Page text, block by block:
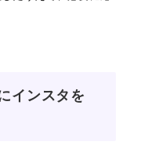
インスタを